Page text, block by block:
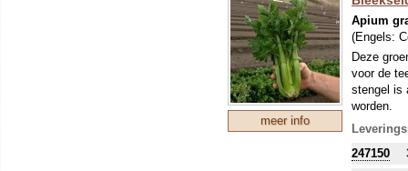
meer info
Apium
(Engels:
Deze
voor de
stengel is
worden.
247150